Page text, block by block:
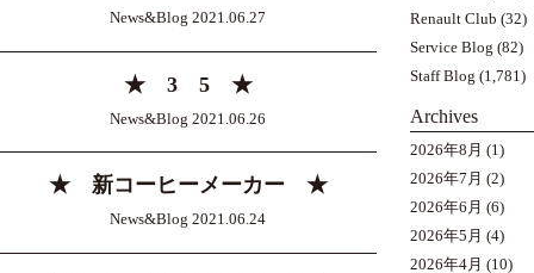
News&Blog 2021.06.27
★ 3 5 ★
News&Blog 2021.06.26
★ 新コーヒーメーカー ★
News&Blog 2021.06.24
Renault Club (32)
Service Blog (82)
Staff Blog (1,781)
Archives
2026年8月 (1)
2026年7月 (2)
2026年6月 (6)
2026年5月 (4)
2026年4月 (10)